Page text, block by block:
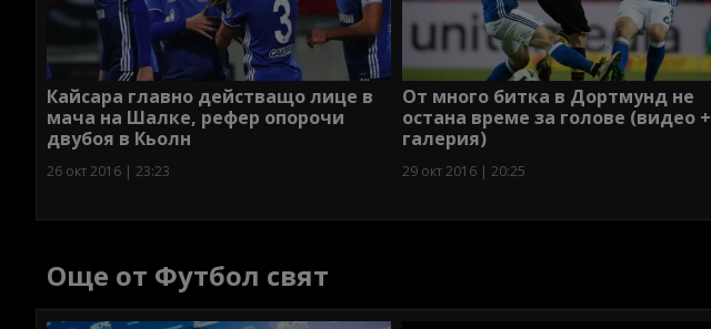
Кайсара главно действащо лице в
мача на Шалке, рефер опорочи
двубоя в Кьолн
26 окт 2016 | 23:23
От много битка в Дортмунд не
остана време за голове (видео +
галерия)
29 окт 2016 | 20:25
Още от Футбол свят